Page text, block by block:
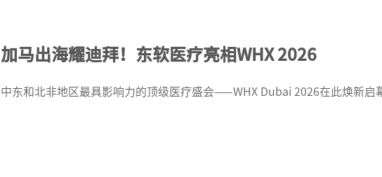
加马出海耀迪拜！东软医疗亮相WHX 2026
中东和北非地区最具影响力的顶级医疗盛会——WHX Dubai 2026在此焕新启